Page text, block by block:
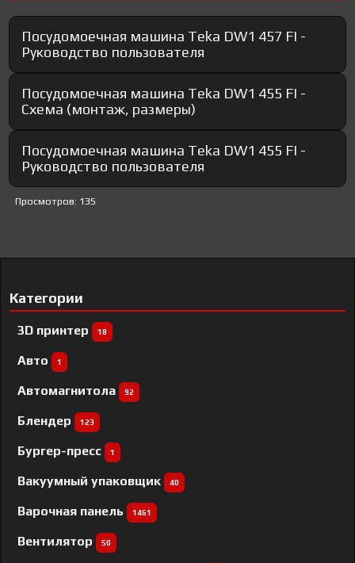
Посудомоечная машина Teka DW1 457 FI -
Руководство пользователя
Посудомоечная машина Teka DW1 455 FI -
Схема (монтаж, размеры)
Посудомоечная машина Teka DW1 455 FI -
Руководство пользователя
Просмотров: 135
Категории
3D принтер 18
Авто 1
Автомагнитола 92
Блендер 123
Бургер-пресс 1
Вакуумный упаковщик 40
Варочная панель 1461
Вентилятор 50